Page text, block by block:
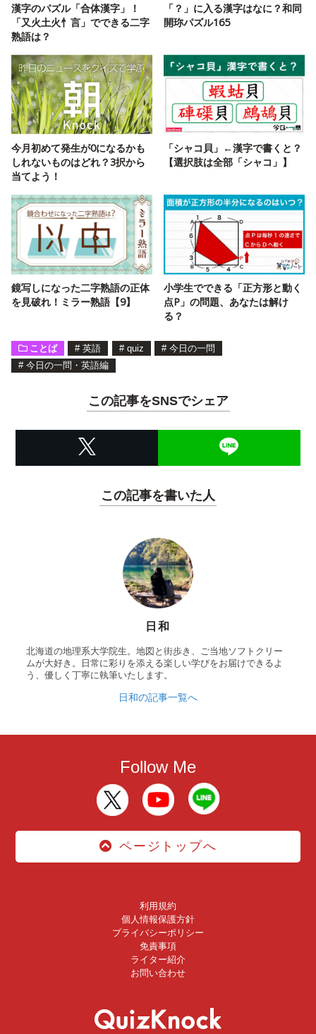
漢字のパズル「合体漢字」！
「又火土火忄言」でできる二字
熟語は？
「？」に入る漢字はなに？和同
開珎パズル165
今月初めて発生が0になるかも
しれないものはどれ？3択から
当てよう！
「シャコ貝」←漢字で書くと？
【選択肢は全部「シャコ」】
鏡写しになった二字熟語の正体
を見破れ！ミラー熟語【9】
小学生でできる「正方形と動く
点P」の問題、あなたは解け
る？
ことば # 英語 # quiz # 今日の一問
# 今日の一問・英語編
この記事をSNSでシェア
この記事を書いた人
日和
北海道の地理系大学院生。地図と街歩き、ご当地ソフトクリー
ムが大好き。日常に彩りを添える楽しい学びをお届けできるよ
う、優しく丁寧に執筆いたします。
日和の記事一覧へ
Follow Me
ページトップへ
利用規約
個人情報保護方針
プライバシーポリシー
免責事項
ライター紹介
お問い合わせ